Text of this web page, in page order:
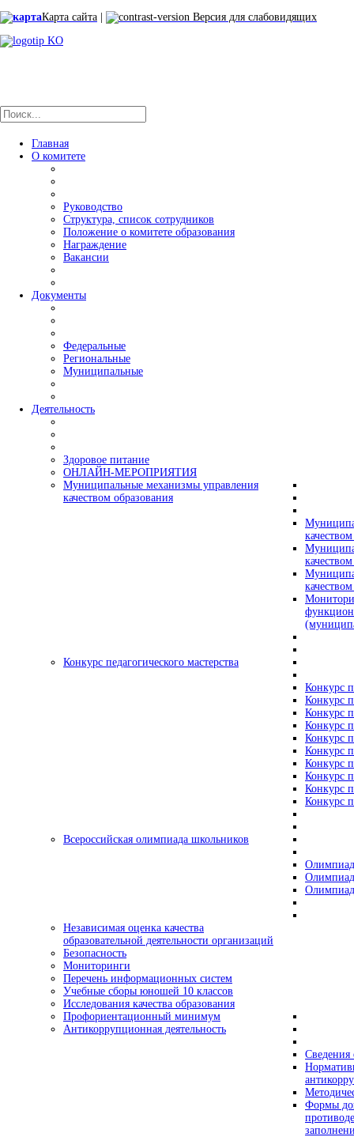
Карта сайта Версия для слабовидящих
Главная
О комитете
Руководство
Структура, список сотрудников
Положение о комитете образования
Награждение
Вакансии
Документы
Федеральные
Региональные
Муниципальные
Деятельность
Здоровое питание
ОНЛАЙН-МЕРОПРИЯТИЯ
Муниципальные механизмы управления
качеством образования
Конкурс педагогического мастерства
Конкурс
Конкурс
Конкурс
Конкурс
Конкурс
Конкурс
Конкурс
Конкурс
Конкурс
Конкурс
Всероссийская олимпиада школьников
Независимая оценка качества
образовательной деятельности организаций
Безопасность
Мониторинги
Перечень информационных систем
Учебные сборы юношей 10 классов
Исследования качества образования
Профориентационный минимум
Антикоррупционная деятельность
Сведения
Формы